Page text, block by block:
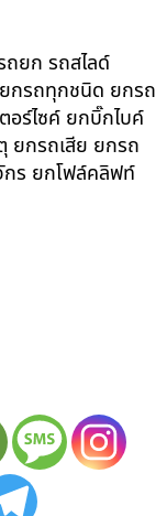
ถยก รถสไลด์
กรถทุกชนิด ยกรถ
ร์ไซค์ ยกบิ๊กไบค์
ยกรถเสีย ยกรถ
ร ยกโฟล์คลิฟท์